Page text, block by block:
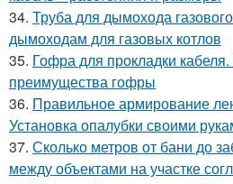
34. Труба для дымохода
дымоходам для газовых котлов
35. Гофра для прокладки
преимущества гофры
36. Правильное армирование
Установка опалубки своими
37. Сколько метров от бани до
между объектами на участке